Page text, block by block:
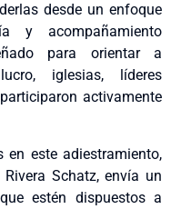
desde un enfoque
y acompañamiento
para orientar a
iglesias, líderes
activamente
en este adiestramiento,
Schatz, envía un
estén dispuestos a